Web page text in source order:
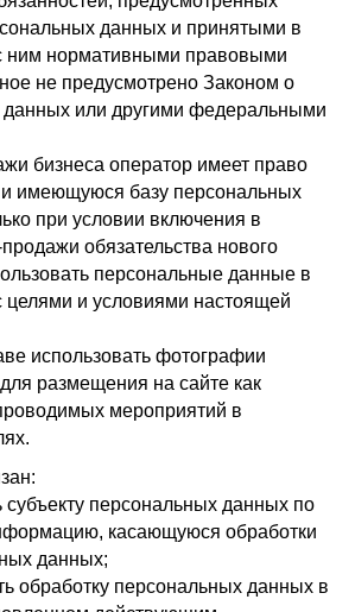
данных и принятыми в
ним нормативными правовыми
не предусмотрено Законом о
данных или другими федеральными
бизнеса оператор имеет право
и имеющуюся базу персональных
при условии включения в
обязательства нового
персональные данные в
целями и условиями настоящей
использовать фотографии
размещения на сайте как
мероприятий в
субъекту персональных данных по
касающуюся обработки
данных;
обработку персональных данных в